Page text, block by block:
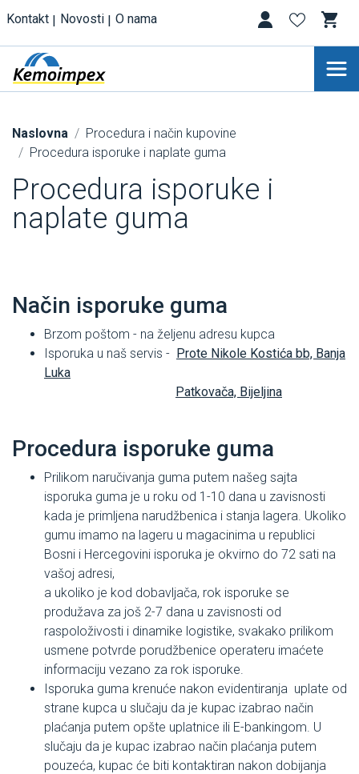
Kontakt Novosti O nama
Naslovna
Procedura i način kupovine
Procedura isporuke i naplate guma
Procedura isporuke i
naplate guma
Način isporuke guma
Brzom poštom - na željenu adresu kupca
Isporuka u naš servis - Prote Nikole Kostića bb, Banja
Luka
Patkovača, Bijeljina
Procedura isporuke guma
Prilikom naručivanja guma putem našeg sajta
isporuka guma je u roku od 1-10 dana u zavisnosti
kada je primljena narudžbenica i stanja lagera. Ukoliko
gumu imamo na lageru u magacinima u republici
Bosni i Hercegovini isporuka je okvirno do 72 sati na
vašoj adresi,
a ukoliko je kod dobavljača, rok isporuke se
produžava za još 2-7 dana u zavisnosti od
raspoloživosti i dinamike logistike, svakako prilikom
usmene potvrde porudžbenice operateru imaćete
informaciju vezano za rok isporuke.
Isporuka guma krenuće nakon evidentiranja uplate od
strane kupca u slučaju da je kupac izabrao način
plaćanja putem opšte uplatnice ili E-bankingom. U
slučaju da je kupac izabrao način plaćanja putem
pouzeća, kupac će biti kontaktiran nakon dobijanja